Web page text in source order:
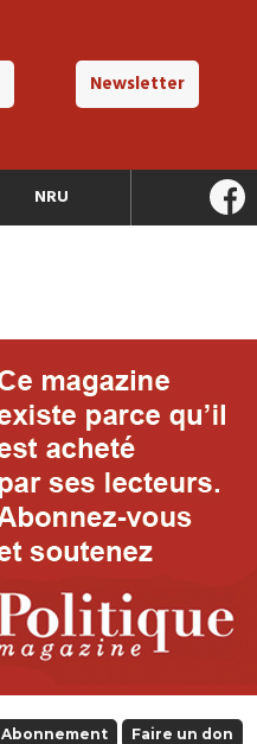
Newsletter
NRU
Abonnement Faire un don